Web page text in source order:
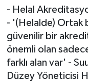
- Helal
- '(Helalde) Ortak
güvenilir bir
önemli olan
farklı alan var' -
Düzey Yöneticisi